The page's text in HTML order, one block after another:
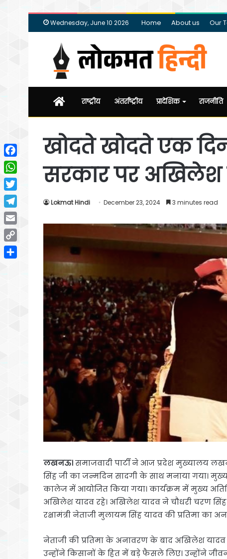
Wednesday, June 10 2026 Home About us Our
Homeराष्ट्रीय अंतर्राष्ट्रीय प्रादेशिक राजनीति
खोदते खोदते एक
सरकार पर अखिलेश
Lokmat Hindi December 23, 2024 3 minutes read
लखनऊ।समाजवादी पार्टी ने आज प्रदेश मुख्यालय
सिंह जी का जन्मदिन सादगी के साथ मनाया गया।
कालेज में आयोजित किया गया। कार्यक्रम में मुख्य अतिथि
अखिलेश यादव रहे। अखिलेश यादव ने चौधरी चरण सिंह
रक्षामंत्री नेताजी मुलायम सिंह यादव की प्रतिमा का
नेताजी की प्रतिमा के अनावरण के बाद अखिलेश
उन्होंने किसानों के हित में बड़े फैसले लिए। उन्होंने
Facebook
WhatsApp
Twitter
Telegram
Email
Copy
Link